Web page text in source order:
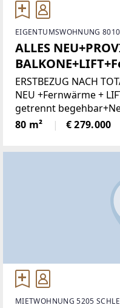
EIGENTUMSWOHNUNG
ALLES
(Provisionsfrei)
ERSTBEZUG NACH
NEU +Fernwärme +
getrennt
Türen+Neues
80 m² € 279.000
MIETWOHNUNG 5205